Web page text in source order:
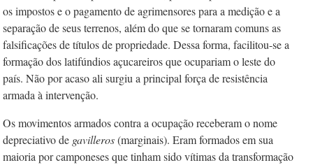
os impostos e o pagamento de agrimensores para a medição e a
separação de seus terrenos, além do que se tornaram comuns as
falsificações de títulos de propriedade. Dessa forma, facilitou-se a
formação dos latifúndios açucareiros que ocupariam o leste do
país. Não por acaso ali surgiu a principal força de resistência
armada à intervenção.
Os movimentos armados contra a ocupa­ção receberam o nome
depreciativo de gavilleros(marginais). Eram formados em sua
maioria por camponeses que tinham sido vítimas da transformação